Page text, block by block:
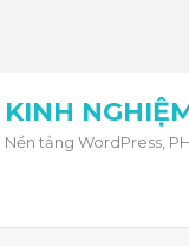
KINH
Nền tảng WordPress,